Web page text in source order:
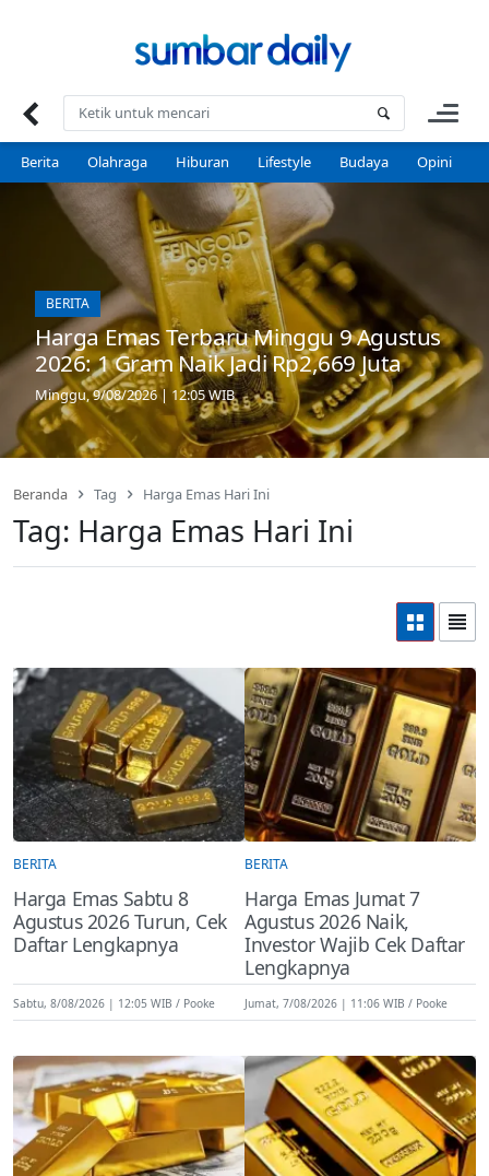
Berita Olahraga Hiburan Lifestyle Budaya Opini
BERITA
Harga Emas Terbaru Minggu 9 Agustus
2026: 1 Gram Naik Jadi Rp2,669 Juta
Minggu, 9/08/2026 | 12:05 WIB
Beranda Tag Harga Emas Hari Ini
Tag: Harga Emas Hari Ini
BERITA
Harga Emas Sabtu 8
Agustus 2026 Turun, Cek
Daftar Lengkapnya
Sabtu, 8/08/2026 | 12:05 WIB Pooke
BERITA
Harga Emas Jumat 7
Agustus 2026 Naik,
Investor Wajib Cek Daftar
Lengkapnya
Jumat, 7/08/2026 | 11:06 WIB Pooke